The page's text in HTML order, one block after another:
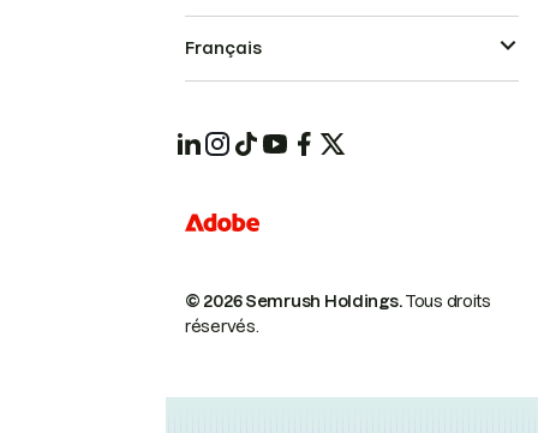
© 2026 Semrush Holdings.Tous droits
réservés.
Français